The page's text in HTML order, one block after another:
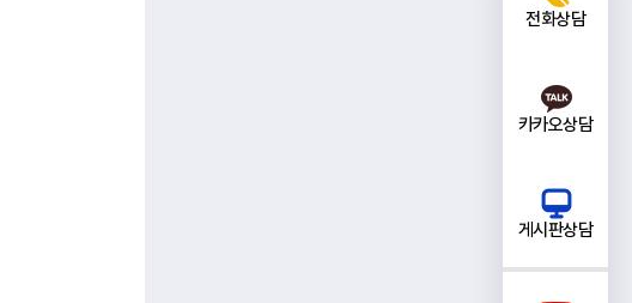
전화상담
카카오상담
게시판상담